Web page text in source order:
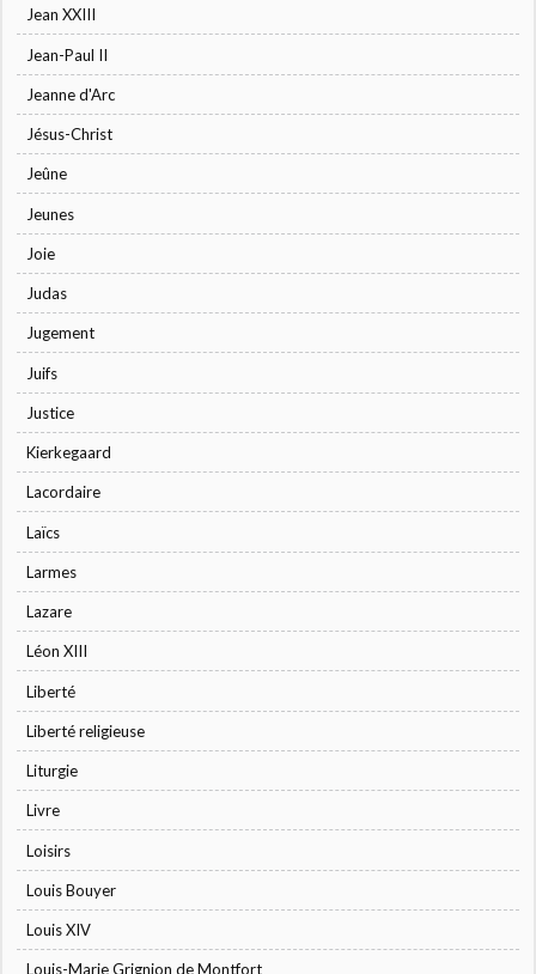
Jean XXIII
Jean-Paul II
Jeanne d'Arc
Jésus-Christ
Jeûne
Jeunes
Joie
Judas
Jugement
Juifs
Justice
Kierkegaard
Lacordaire
Laïcs
Larmes
Lazare
Léon XIII
Liberté
Liberté religieuse
Liturgie
Livre
Loisirs
Louis Bouyer
Louis XIV
Louis-Marie Grignion de Montfort